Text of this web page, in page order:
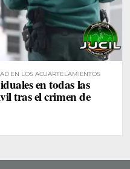
EN LOS ACUARTELAMIENTOS
en todas las
tras el crimen de